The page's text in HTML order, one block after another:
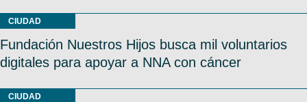
CIUDAD
Fundación Nuestros Hijos busca mil voluntarios
digitales para apoyar a NNA con cáncer
CIUDAD